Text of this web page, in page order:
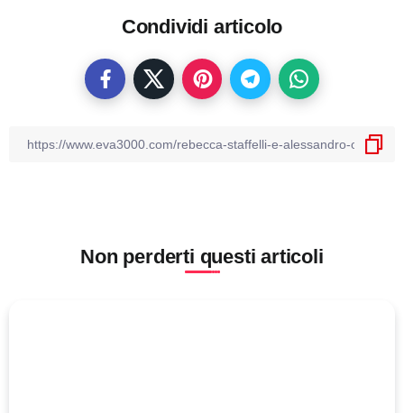
Condividi articolo
Non perderti questi articoli